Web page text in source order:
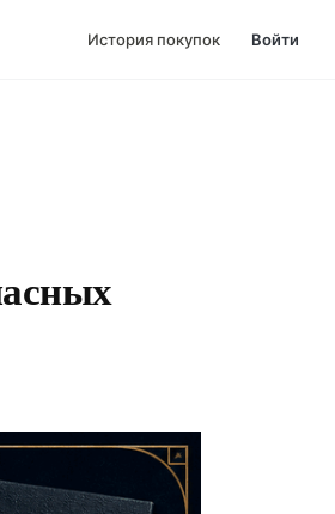
История покупок Войти